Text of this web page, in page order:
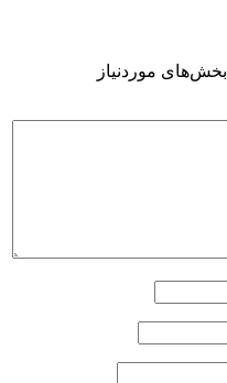
بخش‌های موردنیاز